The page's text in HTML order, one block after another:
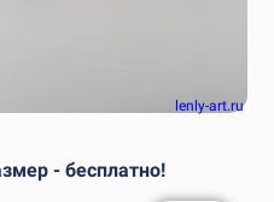
lenly-art.ru
- бесплатно!